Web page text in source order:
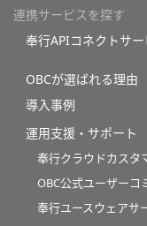
連携サービスを探す
奉行APIコネクトサー
OBCが選ばれる理由
導入事例
運用支援・サポート
奉行クラウドカスタ
OBC公式ユーザーコ
奉行ユースウェアサ